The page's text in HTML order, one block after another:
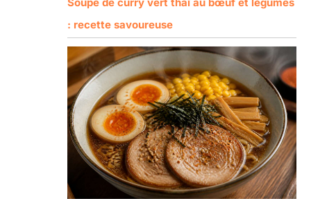
: recette savoureuse